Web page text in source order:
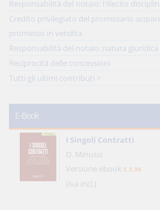
Responsabilità del notaio: l'illecito
Credito privilegiato del promissario
promesso in vendita
Responsabilità del notaio: natura
Reciprocità delle concessioni
Tutti gli ultimi contributi >
E-Book
I Singoli Contratti
D. Minussi
Versione ebook € 5,99
(iva incl.)